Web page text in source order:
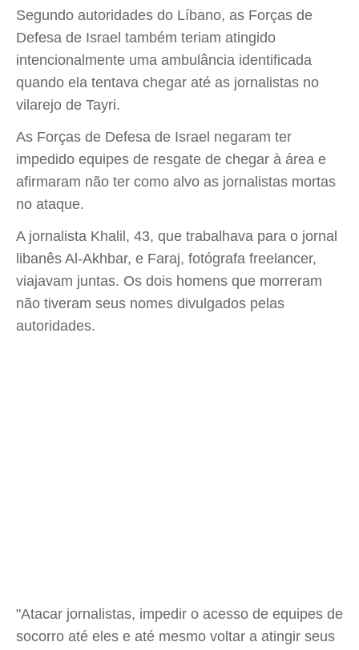
Segundo autoridades do Líbano, as Forças de
Defesa de Israel também teriam atingido
intencionalmente uma ambulância identificada
quando ela tentava chegar até as jornalistas no
vilarejo de Tayri.
As Forças de Defesa de Israel negaram ter
impedido equipes de resgate de chegar à área e
afirmaram não ter como alvo as jornalistas mortas
no ataque.
A jornalista Khalil, 43, que trabalhava para o jornal
libanês Al-Akhbar, e Faraj, fotógrafa freelancer,
viajavam juntas. Os dois homens que morreram
não tiveram seus nomes divulgados pelas
autoridades.
"Atacar jornalistas, impedir o acesso de equipes de
socorro até eles e até mesmo voltar a atingir seus